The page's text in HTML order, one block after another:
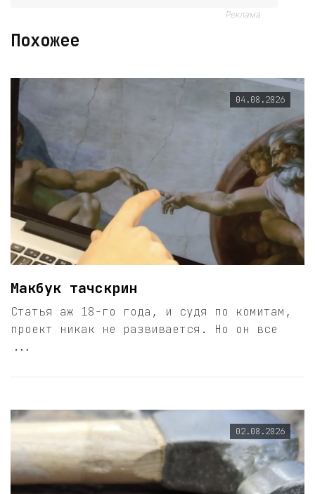
Реклама
Похожее
04.08.2026
Макбук тачскрин
Статья аж 18-го года, и судя по комитам,
проект никак не развивается. Но он все
...
02.08.2026